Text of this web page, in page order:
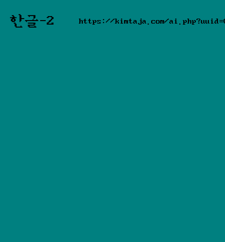
한글-2 https://kimtaja.com/